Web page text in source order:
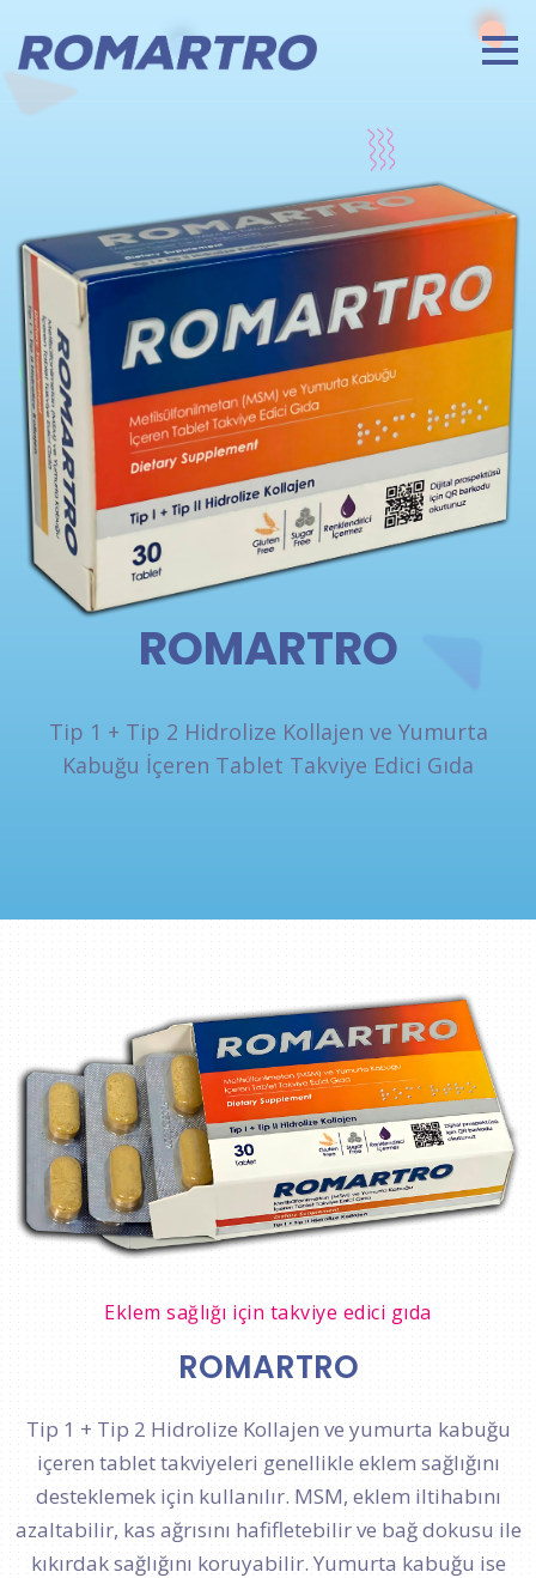
ROMARTRO
Tip 1 + Tip 2 Hidrolize Kollajen ve Yumurta
Kabuğu İçeren Tablet Takviye Edici Gıda
Eklem sağlığı için takviye edici gıda
ROMARTRO
Tip 1 + Tip 2 Hidrolize Kollajen ve yumurta kabuğu
içeren tablet takviyeleri genellikle eklem sağlığını
desteklemek için kullanılır. MSM, eklem iltihabını
azaltabilir, kas ağrısını hafifletebilir ve bağ dokusu ile
kıkırdak sağlığını koruyabilir. Yumurta kabuğu ise